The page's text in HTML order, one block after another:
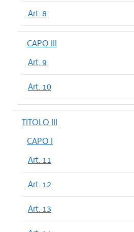
Art. 8
CAPO III
Art. 9
Art. 10
TITOLO III
CAPO I
Art. 11
Art. 12
Art. 13